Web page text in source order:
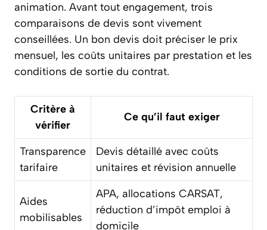
animation. Avant tout engagement, trois
comparaisons de devis sont vivement
conseillées. Un bon devis doit préciser le prix
mensuel, les coûts unitaires par prestation et les
conditions de sortie du contrat.
Critère à
vérifier
Ce qu’il faut exiger
Transparence
tarifaire
Devis détaillé avec coûts
unitaires et révision annuelle
Aides
mobilisables
APA, allocations CARSAT,
réduction d’impôt emploi à
domicile